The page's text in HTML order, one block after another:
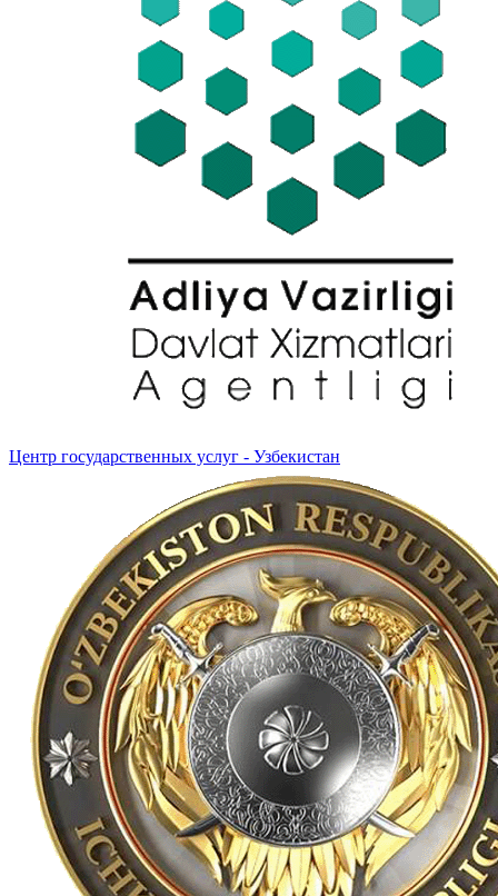
Центр государственных услуг - Узбекистан